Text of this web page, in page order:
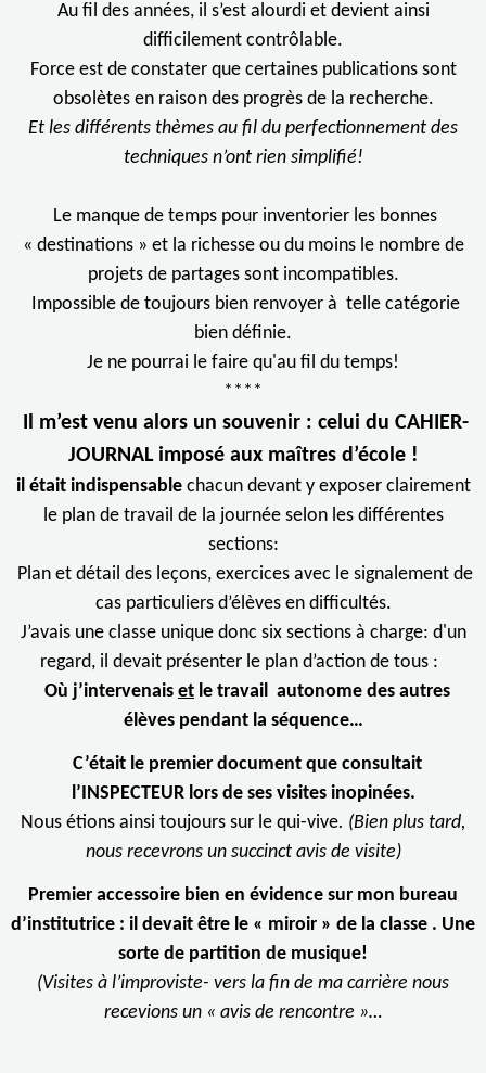
Au fil des années, il s’est alourdi et devient ainsi
difficilement contrôlable.
Force est de constater que certaines publications sont
obsolètes en raison des progrès de la recherche.
Et les différents thèmes au fil du perfectionnement des
techniques n’ont rien simplifié!
Le manque de temps pour inventorier les bonnes
« destinations » et la richesse ou du moins le nombre de
projets de partages sont incompatibles.
Impossible de toujours bien renvoyer à telle catégorie
bien définie.
Je ne pourrai le faire qu'au fil du temps!
****
Il m’est venu alors un souvenir : celui du CAHIER-
JOURNAL imposé aux maîtres d’école !
il était indispensablechacun devant y exposer clairement
le plan de travail de la journée selon les différentes
sections:
Plan et détail des leçons, exercices avec le signalement de
cas particuliers d’élèves en difficultés.
J’avais une classe unique donc six sections à charge: d'un
regard, il devait présenter le plan d’action de tous :
Où j’intervenais et le travail autonome des autres
élèves pendant la séquence…
C’était le premier document que consultait
l’INSPECTEUR lors de ses visites inopinées.
Nous étions ainsi toujours sur le qui-vive. (Bien plus tard,
nous recevrons un succinct avis de visite)
Premier accessoire bien en évidence sur mon bureau
d’institutrice : il devait être le « miroir » de la classe . Une
sorte de partition de musique!
(Visites à l’improviste- vers la fin de ma carrière nous
recevions un « avis de rencontre »…